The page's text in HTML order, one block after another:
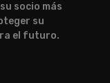
socio más
su
el futuro.